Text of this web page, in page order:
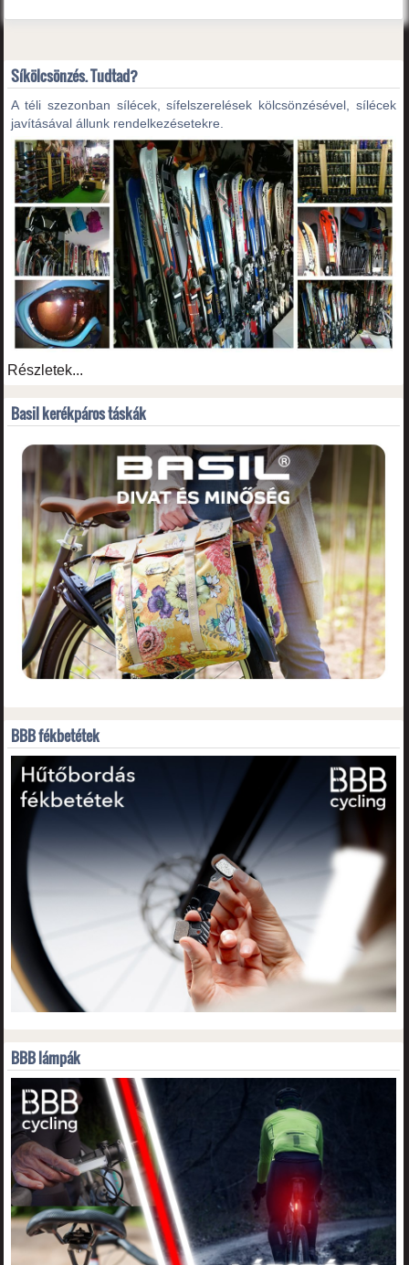
Síkölcsönzés. Tudtad?
A téli szezonban sílécek, sífelszerelések kölcsönzésével, sílécek
javításával állunk rendelkezésetekre.
Részletek...
Basil kerékpáros táskák
BBB fékbetétek
BBB lámpák